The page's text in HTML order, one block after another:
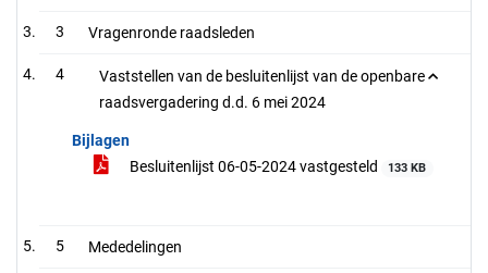
3 Vragenronde raadsleden
4
Vaststellen van de besluitenlijst van de openbare
raadsvergadering d.d. 6 mei 2024
Bijlagen
Besluitenlijst 06-05-2024 vastgesteld
133 KB
5 Mededelingen